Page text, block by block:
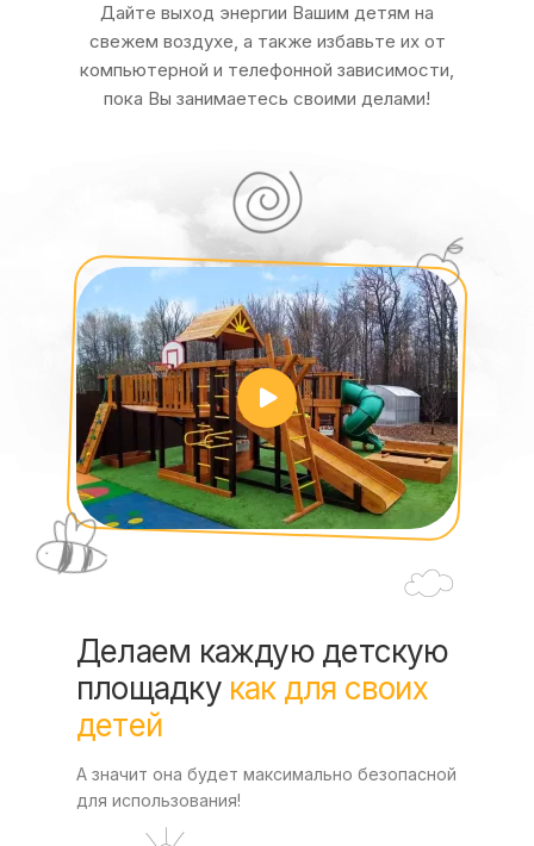
Дайте выход энергии Вашим детям на
свежем воздухе, а также избавьте их от
компьютерной и телефонной зависимости,
пока Вы занимаетесь своими делами!
Делаем каждую детскую
площадку как для своих
детей
А значит она будет максимально безопасной
для использования!